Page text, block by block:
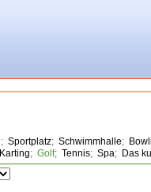
; Sportplatz; Schwimmhalle;
Karting; Golf; Tennis; Spa; Das